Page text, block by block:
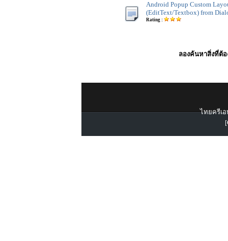
Android Popup Custom
(EditText/Textbox) from
Rating :
ลองค้นหาสิ่งที่ต้อ
ไทยครีเอ
[